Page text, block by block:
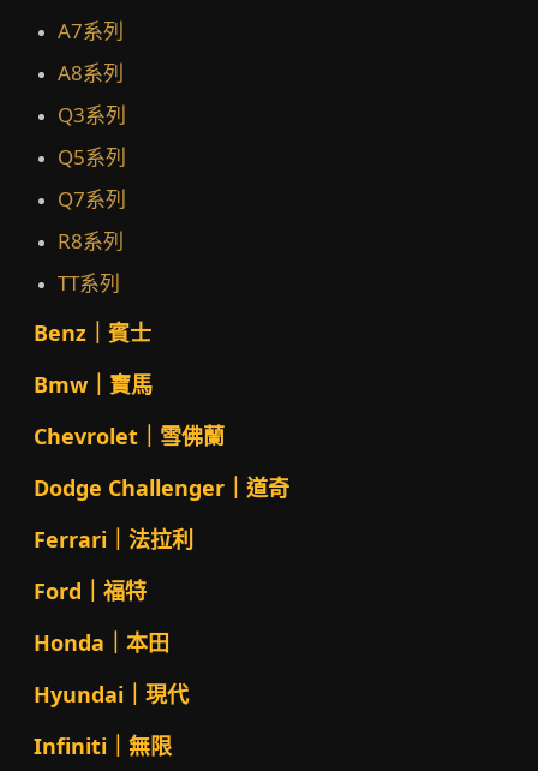
A7系列
A8系列
Q3系列
Q5系列
Q7系列
R8系列
TT系列
Benz｜賓士
Bmw｜寶馬
Chevrolet｜雪佛蘭
Dodge Challenger｜道奇
Ferrari｜法拉利
Ford｜福特
Honda｜本田
Hyundai｜現代
Infiniti｜無限